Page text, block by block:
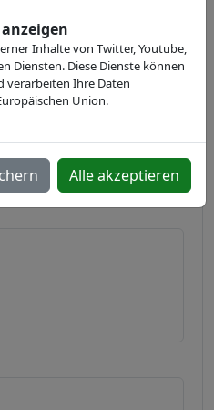
Inhalte von Twitter, Youtube,
Diensten. Diese Dienste können
verarbeiten Ihre Daten
Union.
Alle akzeptieren